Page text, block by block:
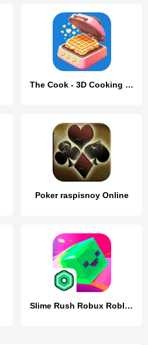
The Cook - 3D Cooking Game
Poker raspisnoy Online
Slime Rush Robux Roblominer